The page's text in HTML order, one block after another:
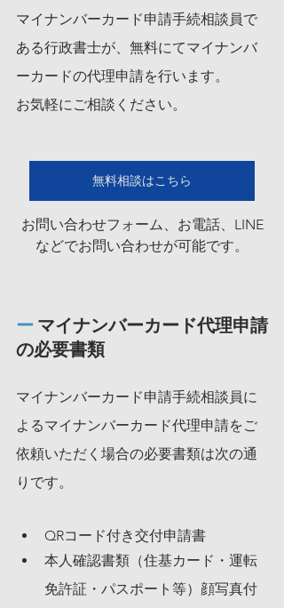
マイナンバーカード申請手続相談員で
ある行政書士が、無料にてマイナンバ
ーカードの代理申請を行います。
お気軽にご相談ください。
無料相談はこちら
お問い合わせフォーム、お電話、LINE
などでお問い合わせが可能です。
ー マイナンバーカード代理申請
の必要書類
マイナンバーカード申請手続相談員に
よるマイナンバーカード代理申請をご
依頼いただく場合の必要書類は次の通
りです。
QRコード付き交付申請書
本人確認書類（住基カード・運転
免許証・パスポート等）顔写真付